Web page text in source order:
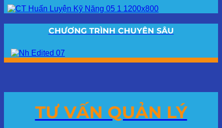
CHƯƠNG TRÌNH CHUYÊN SÂU
TƯ VẤN QUẢN LÝ